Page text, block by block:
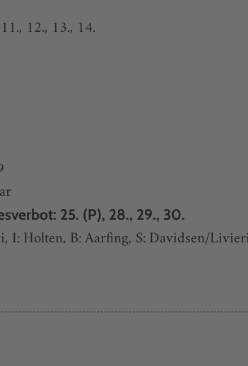
12., 13., 14.
25. (P), 28., 29., 30.
I: Holten, B: Aarfing, S: Davidsen/